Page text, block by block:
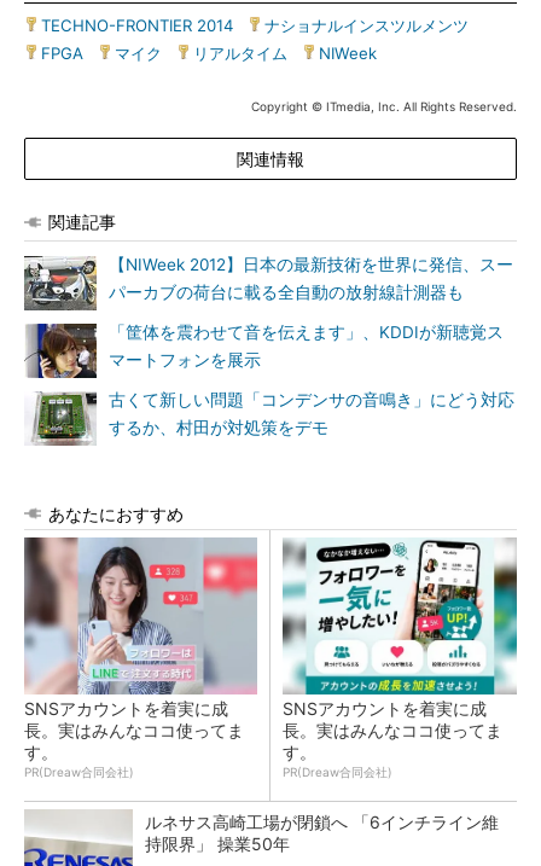
TECHNO-FRONTIER 2014 ナショナルインスツルメンツ
FPGA
マイク リアルタイム NIWeek
Copyright © ITmedia, Inc. All Rights Reserved.
関連情報
関連記事
【NIWeek 2012】日本の最新技術を世界に発信、スー
パーカブの荷台に載る全自動の放射線計測器も
「筐体を震わせて音を伝えます」、KDDIが新聴覚ス
マートフォンを展示
古くて新しい問題「コンデンサの音鳴き」にどう対応
するか、村田が対処策をデモ
あなたにおすすめ
SNSアカウントを着実に成
長。実はみんなココ使ってま
す。
PR(Dreaw合同会社)
SNSアカウントを着実に成
長。実はみんなココ使ってま
す。
PR(Dreaw合同会社)
ルネサス高崎工場が閉鎖へ 「6インチライン維
持限界」 操業50年